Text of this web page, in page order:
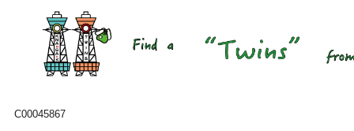
C00045867